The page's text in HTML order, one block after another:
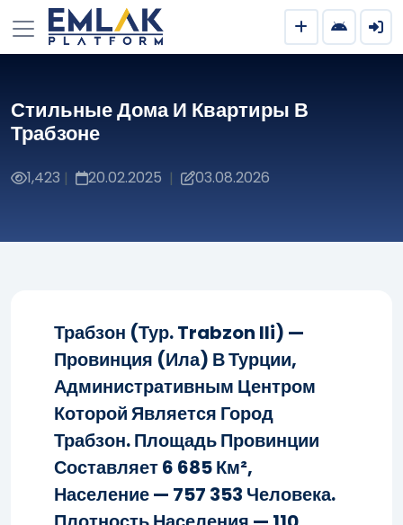
Стильные Дома И Квартиры В
Трабзоне
1,423 | 20.02.2025 | 03.08.2026
Трабзон (тур. Trabzon Ili) —
Провинция (ила) В Турции,
Административным Центром
Которой Является Город
Трабзон. Площадь Провинции
Составляет 6 685 Км²,
Население — 757 353 Человека.